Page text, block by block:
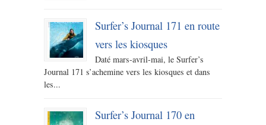
Surfer’s Journal 171 en route
vers les kiosques
Daté mars-avril-mai, le Surfer’s
Journal 171 s’achemine vers les kiosques et dans
les...
Surfer’s Journal 170 en